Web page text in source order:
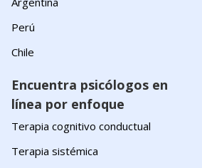
Perú
Chile
Encuentra psicólogos en
línea por enfoque
Terapia cognitivo conductual
Terapia sistémica